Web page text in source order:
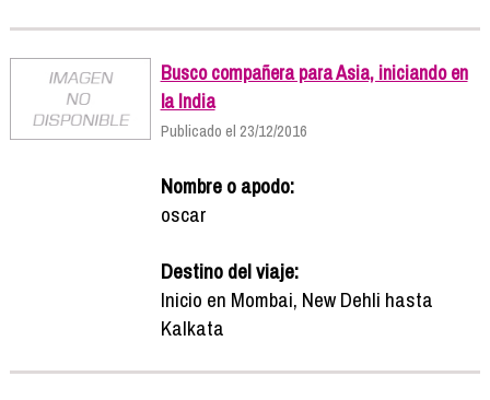
Busco compañera para Asia, iniciando en
la India
Publicado el 23/12/2016
Nombre o apodo:
oscar
Destino del viaje:
Inicio en Mombai, New Dehli hasta
Kalkata